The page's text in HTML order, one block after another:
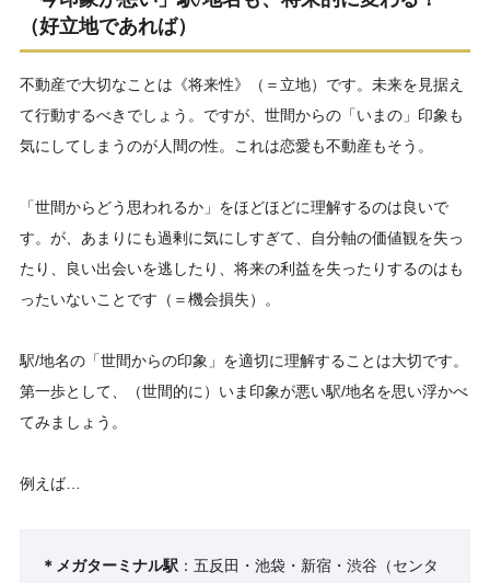
（好立地であれば）
不動産で大切なことは《将来性》（＝立地）です。未来を見据え
て行動するべきでしょう。ですが、世間からの「いまの」印象も
気にしてしまうのが人間の性。これは恋愛も不動産もそう。
「世間からどう思われるか」をほどほどに理解するのは良いで
す。が、あまりにも過剰に気にしすぎて、自分軸の価値観を失っ
たり、良い出会いを逃したり、将来の利益を失ったりするのはも
ったいないことです（＝機会損失）。
駅/地名の「世間からの印象」を適切に理解することは大切です。
第一歩として、（世間的に）いま印象が悪い駅/地名を思い浮かべ
てみましょう。
例えば…
＊メガターミナル駅 ：五反田・池袋・新宿・渋谷（センタ